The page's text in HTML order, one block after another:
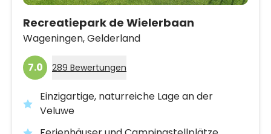
Recreatiepark de Wielerbaan
Wageningen,Gelderland
7.0 289 Bewertungen
Einzigartige, naturreiche Lage an der
Veluwe